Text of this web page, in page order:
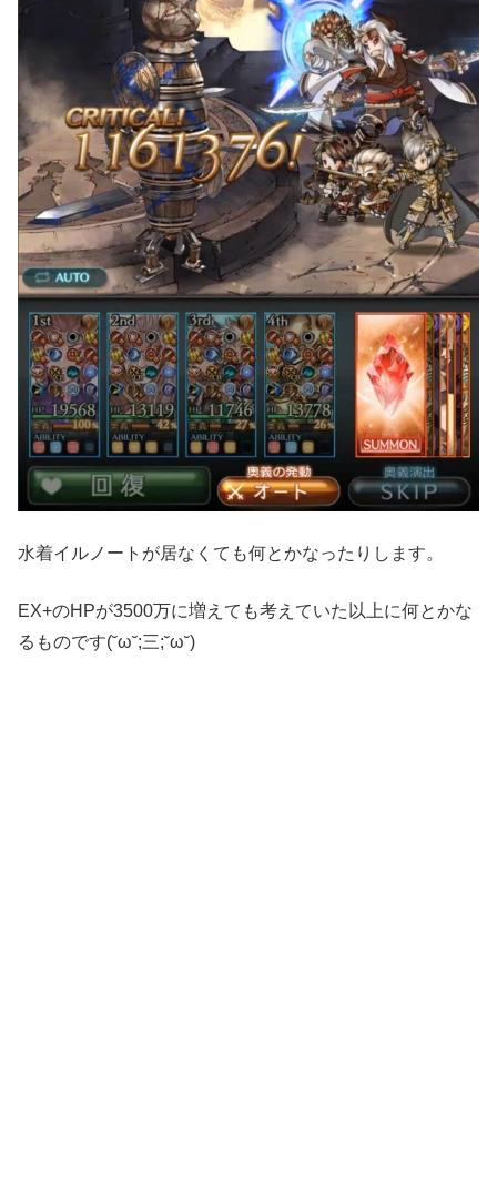
水着イルノートが居なくても何とかなったりします。
EX+のHPが3500万に増えても考えていた以上に何とかな
るものです(˘ω˘;三;˘ω˘)